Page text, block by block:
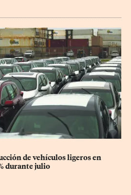
de vehículos ligeros en
durante julio